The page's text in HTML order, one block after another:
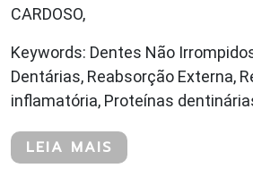
CARDOSO,
Keywords: Dentes Não
Dentárias, Reabsorção Externa,
inflamatória, Proteínas
LEIA MAIS